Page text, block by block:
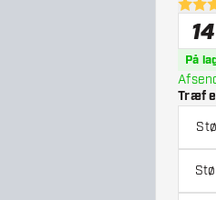
5
På
Træf